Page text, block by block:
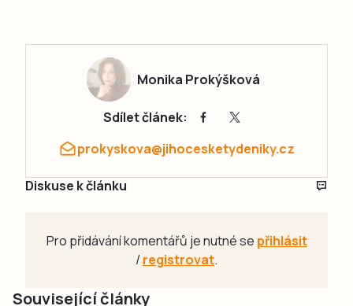
Monika Prokýšková
Sdílet článek:
prokyskova@jihocesketydeniky.cz
Diskuse k článku
Pro přidávání komentářů je nutné se přihlásit
/registrovat.
Související články